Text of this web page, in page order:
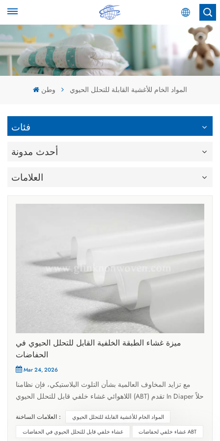
عربي
English
وطن المواد الخام للأغشية القابلة للتحلل الحيوي
فئات
أحدث مدونة
العلامات
ميزة غشاء الطبقة الخلفية القابل للتحلل الحيوي في
الحفاضات
Mar 24, 2026
مع تزايد المخاوف العالمية بشأن التلوث البلاستيكي، فإن نظامنا
اللاهوائي غشاء خلفي قابل للتحلل الحيوي (ABT) تقدم In Diaper حلاً
وتتكامل مع علم الأحياء الدقيقة والكيمياء الحيوية والكيمياء
الكهربائية، حيث تُدمج في هياكل بلاستيكية أثناء عملية التحبيب. في
العلامات الساخنة :
المواد الخام للأغشية القابلة للتحلل الحيوي
غشاء خلفي قابل للتحلل الحيوي في الحفاضات
غشاء خلفي لحفاضات ABT